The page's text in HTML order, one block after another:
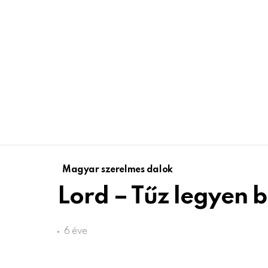
Magyar szerelmes dalok
Lord – Tűz legyen
6 éve